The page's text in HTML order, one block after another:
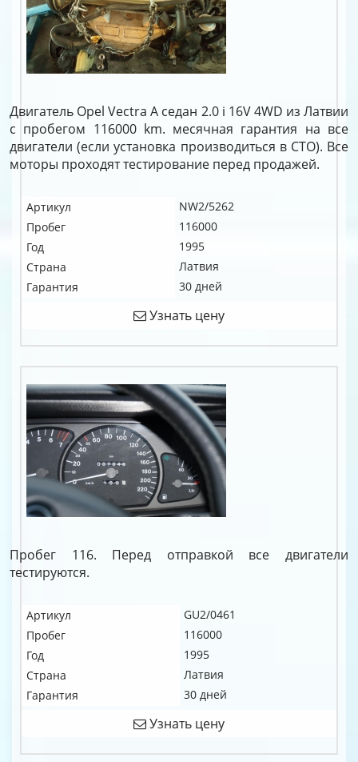
Двигатель Opel Vectra A седан 2.0 i 16V 4WD из Латвии
с пробегом 116000 km. месячная гарантия на все
двигатели (если установка производиться в СТО). Все
моторы проходят тестирование перед продажей.
Артикул
NW2/5262
Пробег
116000
Год
1995
Страна
Латвия
Гарантия
30 дней
Узнать цену
Пробег 116. Перед отправкой все двигатели
тестируются.
Артикул
GU2/0461
Пробег
116000
Год
1995
Страна
Латвия
Гарантия
30 дней
Узнать цену